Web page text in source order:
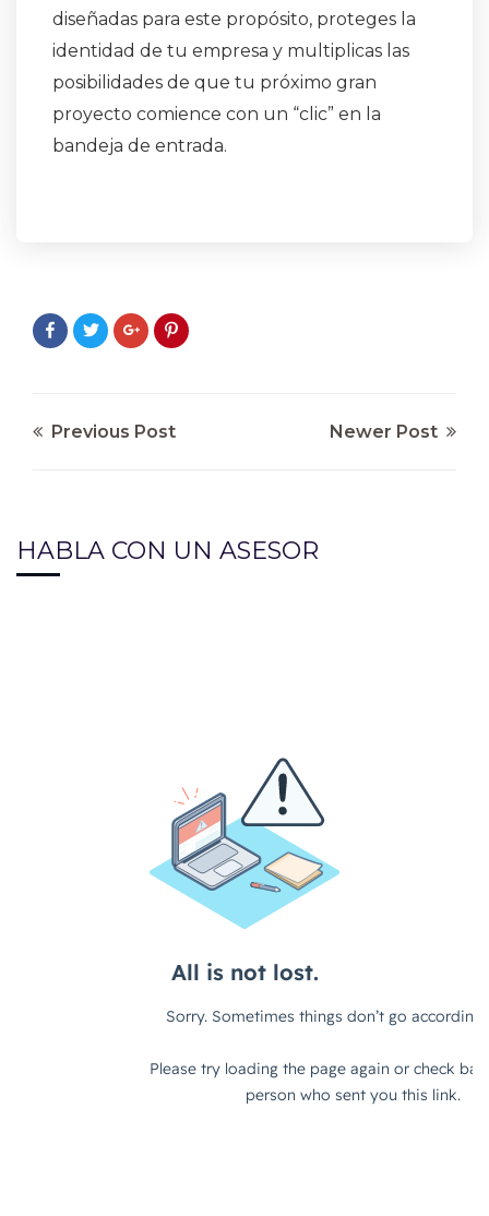
diseñadas para este propósito, proteges la
identidad de tu empresa y multiplicas las
posibilidades de que tu próximo gran
proyecto comience con un “clic” en la
bandeja de entrada.
Previous Post Newer Post
HABLA CON UN ASESOR